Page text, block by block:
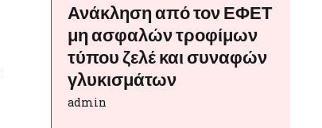
Ανάκληση από τον ΕΦΕΤ
μη ασφαλών τροφίμων
τύπου ζελέ και συναφών
γλυκισμάτων
admin